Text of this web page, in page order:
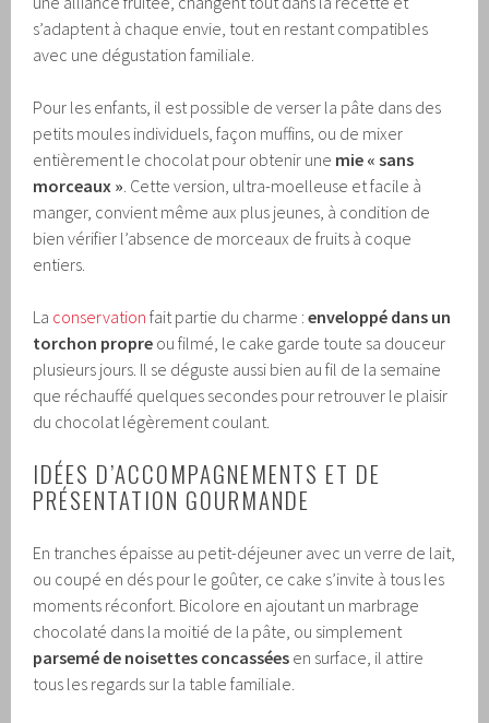
s’adaptent à chaque envie, tout en restant compatibles
avec une dégustation familiale.
Pour les enfants, il est possible de verser la pâte dans des
petits moules individuels, façon muffins, ou de mixer
entièrement le chocolat pour obtenir une mie « sans
morceaux » . Cette version, ultra-moelleuse et facile à
manger, convient même aux plus jeunes, à condition de
bien vérifier l’absence de morceaux de fruits à coque
entiers.
La conservation fait partie du charme :enveloppé dans un
torchon propre ou filmé, le cake garde toute sa douceur
plusieurs jours. Il se déguste aussi bien au fil de la semaine
que réchauffé quelques secondes pour retrouver le plaisir
du chocolat légèrement coulant.
IDÉES D’ACCOMPAGNEMENTS ET DE
PRÉSENTATION GOURMANDE
En tranches épaisse au petit-déjeuner avec un verre de lait,
ou coupé en dés pour le goûter, ce cake s’invite à tous les
moments réconfort. Bicolore en ajoutant un marbrage
chocolaté dans la moitié de la pâte, ou simplement
parsemé de noisettes concassées en surface, il attire
tous les regards sur la table familiale.